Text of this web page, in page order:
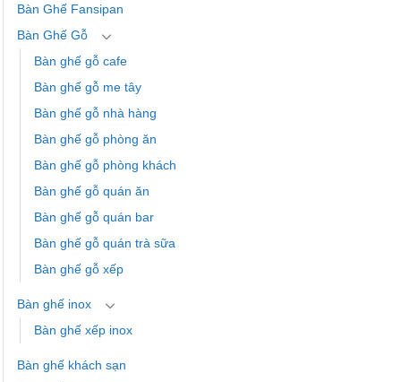
Bàn Ghế Fansipan
Bàn Ghế Gỗ
Bàn ghế gỗ cafe
Bàn ghế gỗ me tây
Bàn ghế gỗ nhà hàng
Bàn ghế gỗ phòng ăn
Bàn ghế gỗ phòng khách
Bàn ghế gỗ quán ăn
Bàn ghế gỗ quán bar
Bàn ghế gỗ quán trà sữa
Bàn ghế gỗ xếp
Bàn ghế inox
Bàn ghế xếp inox
Bàn ghế khách sạn